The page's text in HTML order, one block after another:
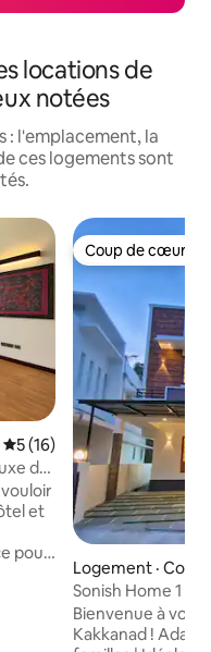
locations de
notées
: l'emplacement, la
ces logements sont
Note moyenne de 5 sur 5,
5 (16)
de
et
pour
Coup de cœur
Coup de cœur
Logement ·
Sonish Home 1
Wonderla, 6
salon
Bienvenue à
Kakkanad !